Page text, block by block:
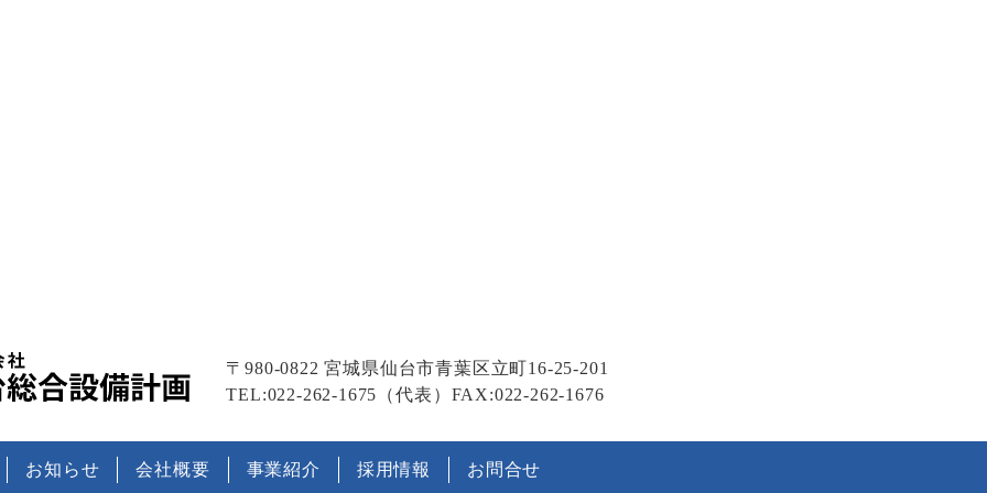
〒980-0822宮城県仙台市青葉区立町16-25-201
TEL:022-262-1675（代表） FAX:022-262-1676
お知らせ 会社概要 事業紹介 採用情報 お問合せ